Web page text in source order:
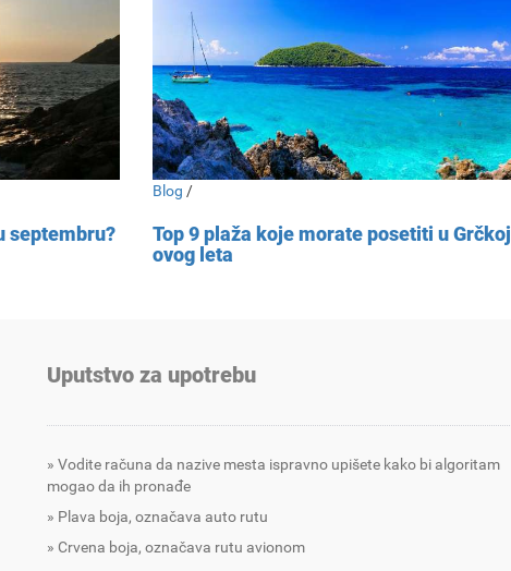
septembru?
Blog /
Top 9 plaža koje morate posetiti u Grčkoj
ovog leta
Uputstvo za upotrebu
Vodite računa da nazive mesta ispravno upišete kako bi algoritam
mogao da ih pronađe
Plava boja, označava auto rutu
Crvena boja, označava rutu avionom